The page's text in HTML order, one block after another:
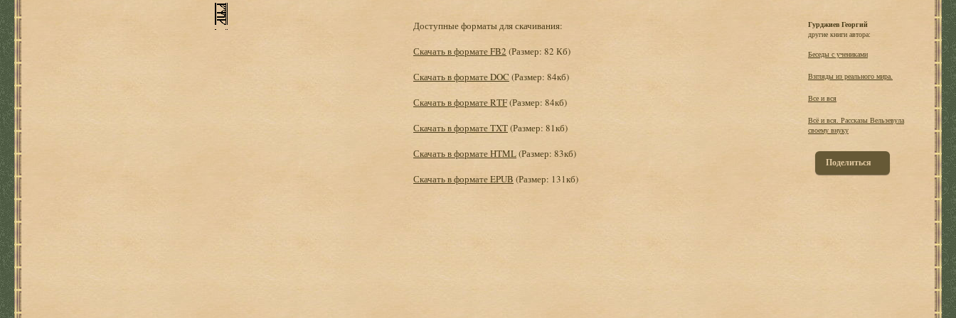
Доступные форматы для скачивания:
Скачать в формате FB2 (Размер: 82 Кб)
Скачать в формате DOC (Размер: 84кб)
Скачать в формате RTF(Размер: 84кб)
Скачать в формате TXT(Размер: 81кб)
Скачать в формате HTML(Размер: 83кб)
Скачать в формате EPUB (Размер: 131кб)
Гурджиев Георгий
другие книги автора:
Беседы с учениками
Взгляды из реального мира.
Все и вся
Всё и вся. Рассказы Вельзевула
своему внуку
Поделиться